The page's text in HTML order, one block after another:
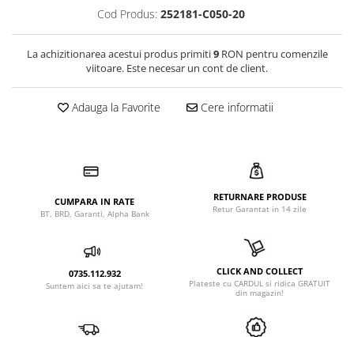
Cod Produs: 252181-C050-20
La achizitionarea acestui produs primiti9RON pentru comenzile
viitoare. Este necesar un cont de client.
Adauga la Favorite Cere informatii
CUMPARA IN RATE
BT, BRD, Garanti, Alpha Bank
RETURNARE PRODUSE
Retur Garantat in 14 zile
0735.112.932
Suntem aici sa te ajutam!
CLICK AND COLLECT
Plateste cu CARDUL si ridica GRATUIT
din magazin!